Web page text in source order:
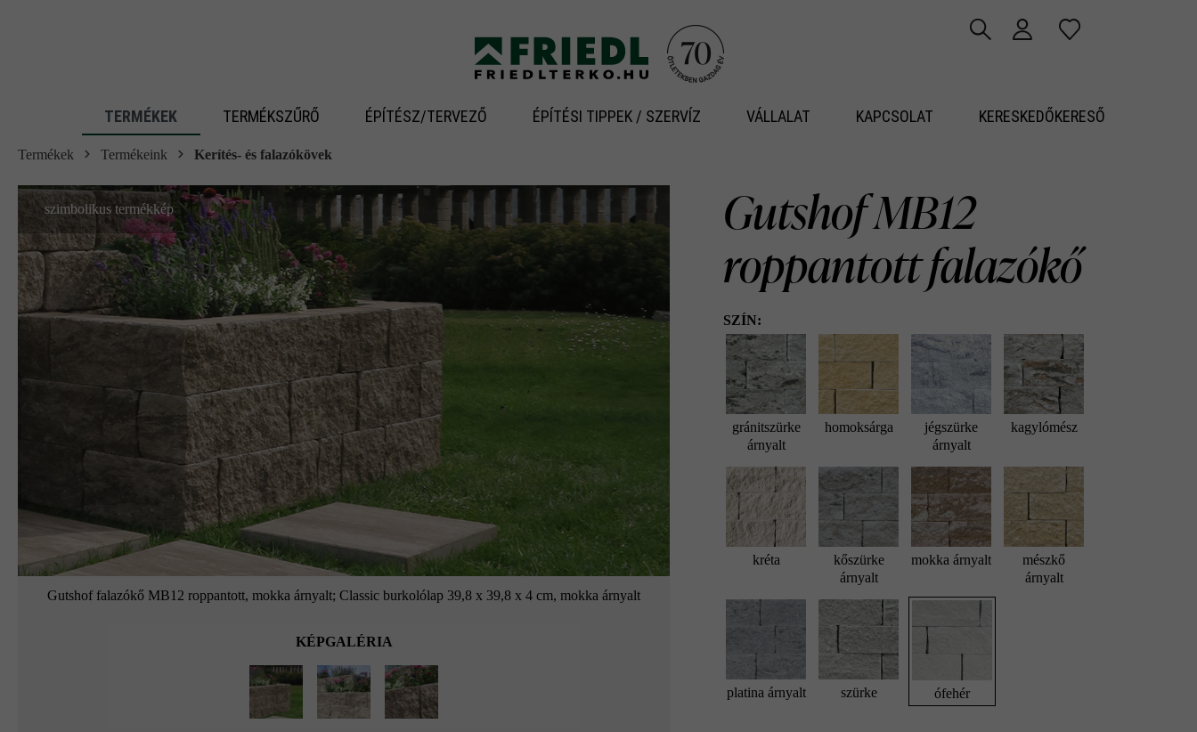
TERMÉKEK TERMÉKSZŰRŐ ÉPÍTÉSZ/TERVEZŐ ÉPÍTÉSI TIPPEK / SZERVÍZ VÁLLALAT KAPCSOLAT KERESKEDŐKERESŐ
Termékek Termékeink Kerítés- és falazókövek
Gutshof falazókő MB12 roppantott, mokka árnyalt; Classic burkolólap 39,8 x 39,8 x 4 cm, mokka árnyalt
szimbolikus termékkép
KÉPGALÉRIA
Gutshof MB12
roppantott falazókő
SZÍN:
gránitszürke
árnyalt
homoksárga
jégszürke
árnyalt
kagylómész
kréta
kőszürke
árnyalt
mokka árnyalt
mészkő
árnyalt
platina árnyalt szürke ófehér